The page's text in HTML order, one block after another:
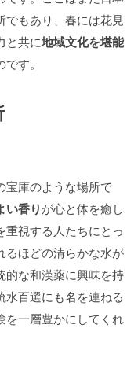
でもあり、春には花見
と共に地域文化を堪能
です。
宝庫のような場所で
い香りが心と体を癒し
視する人たちにとっ
るほどの清らかな水が
的な和漢薬に興味を持
百選にも名を連ねる
を一層豊かにしてくれ